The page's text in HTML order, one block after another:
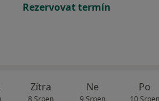
Rezervovat termín
Zítra Ne Po